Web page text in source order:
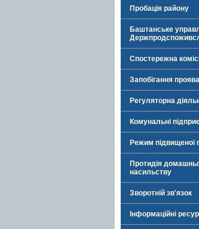
Пробація району
Баштанське
Спостережна
Запобігання
Регуляторна
Комунальні
Режим підвищеної
Протидія
насильству
Зворотній зв'язок
Інформаційні